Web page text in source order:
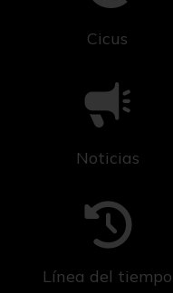
Cicus
Noticias
Línea del tiempo